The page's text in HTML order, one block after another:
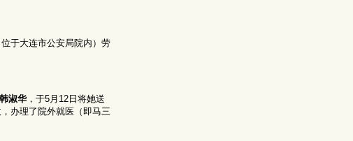
于大连市公安局院内）劳
韩淑华，于5月12日将她送
办理了院外就医（即马三